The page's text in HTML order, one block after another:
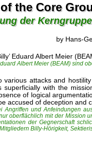
the Core
der
by Hans-
Eduard Albert Meier
Albert Meier (BEAM) sind
various attacks and
superficially with the
of logical
accused of deception
und Anfeindungen
oberflächlich mit der Mission
der Gegnerschaft
Billy-Hörigkeit‚